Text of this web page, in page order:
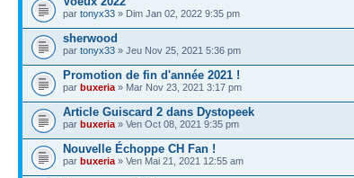
par tonyx33 » Dim Jan 02, 2022 9:35 pm
sherwood
par tonyx33 » Jeu Nov 25, 2021 5:36 pm
Promotion de fin d'année 2021 !
par buxeria » Mar Nov 23, 2021 3:17 pm
Article Guiscard 2 dans Dystopeek
par buxeria » Ven Oct 08, 2021 9:35 pm
Nouvelle Échoppe CH Fan !
par buxeria » Ven Mai 21, 2021 12:55 am